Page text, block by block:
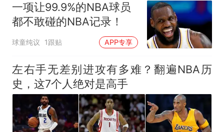
一项让99.9%的NBA球员
都不敢碰的NBA记录！
球童纯议 1跟贴 APP专享
左右手无差别进攻有多难？翻遍NBA历
史，这7个人绝对是高手